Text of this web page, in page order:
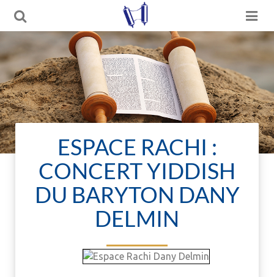
ESPACE RACHI :
CONCERT YIDDISH
DU BARYTON DANY
DELMIN